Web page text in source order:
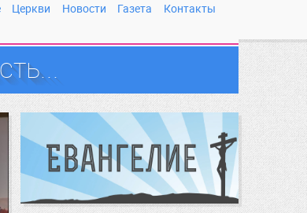
Церкви Новости Газета Контакты